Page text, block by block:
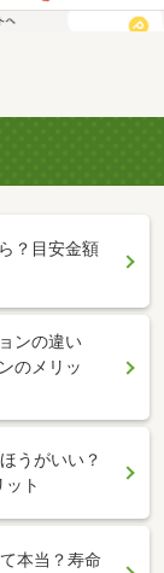
？目安金額
ンの違い
のメリッ
うがいい？
ト
本当？寿命